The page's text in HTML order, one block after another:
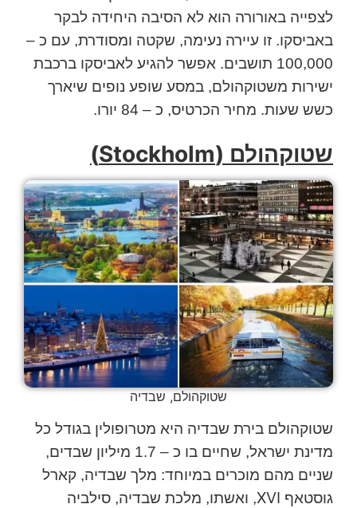
לצפייה באורורה הוא לא הסיבה היחידה לבקר
באביסקו. זו עיירה נעימה, שקטה ומסודרת, עם כ –
100,000 תושבים. אפשר להגיע לאביסקו ברכבת
ישירות משטוקהולם, במסע שופע נופים שיארך
כשש שעות. מחיר הכרטיס, כ – 84 יורו.
שטוקהולם (Stockholm)
שטוקהולם, שבדיה
שטוקהולם בירת שבדיה היא מטרופולין בגודל כל
מדינת ישראל, שחיים בו כ – 1.7 מיליון שבדים,
שניים מהם מוכרים במיוחד: מלך שבדיה, קארל
גוסטאף XVI, ואשתו, מלכת שבדיה, סילביה